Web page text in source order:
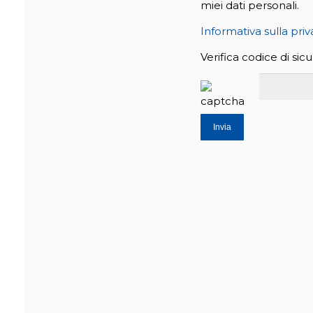
miei dati personali.
Informativa sulla
Verifica codice di